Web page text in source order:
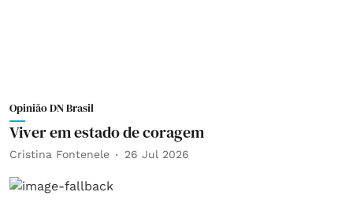
Opinião DN Brasil
Viver em estado de coragem
Cristina Fontenele 26 Jul 2026